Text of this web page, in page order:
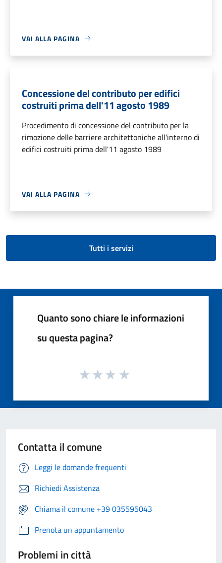
VAI ALLA PAGINA
Concessione del contributo per edifici
costruiti prima dell'11 agosto 1989
Procedimento di concessione del contributo per la
rimozione delle barriere architettoniche all'interno di
edifici costruiti prima dell'11 agosto 1989
VAI ALLA PAGINA
Tutti i servizi
Quanto sono chiare le informazioni
su questa pagina?
Contatta il comune
Leggi le domande frequenti
Richiedi Assistenza
Chiama il comune +39 035595043
Prenota un appuntamento
Problemi in città